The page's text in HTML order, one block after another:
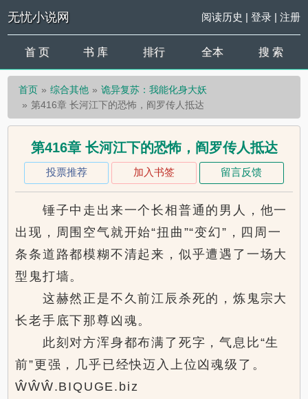
无忧小说网 阅读历史 | 登录| 注册
首 页 书 库 排行 全本 搜 索
首页 综合其他
诡异复苏：我能化身大妖
第416章 长河江下的恐怖，阎罗传人抵达
第416章 长河江下的恐怖，阎罗传人抵达
投票推荐 加入书签 留言反馈
锤子中走出来一个长相普通的男人，他一
出现，周围空气就开始“扭曲”“变幻”，四周一
条条道路都模糊不清起来，似乎遭遇了一场大
型鬼打墙。
这赫然正是不久前江辰杀死的，炼鬼宗大
长老手底下那尊凶魂。
此刻对方浑身都布满了死字，气息比“生
前”更强，几乎已经快迈入上位凶魂级了。
ŴŴŴ.BIQUGE.biz